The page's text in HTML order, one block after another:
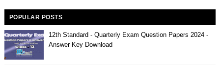
POPULAR POSTS
12th Standard - Quarterly Exam Question Papers 2024 -
Answer Key Download